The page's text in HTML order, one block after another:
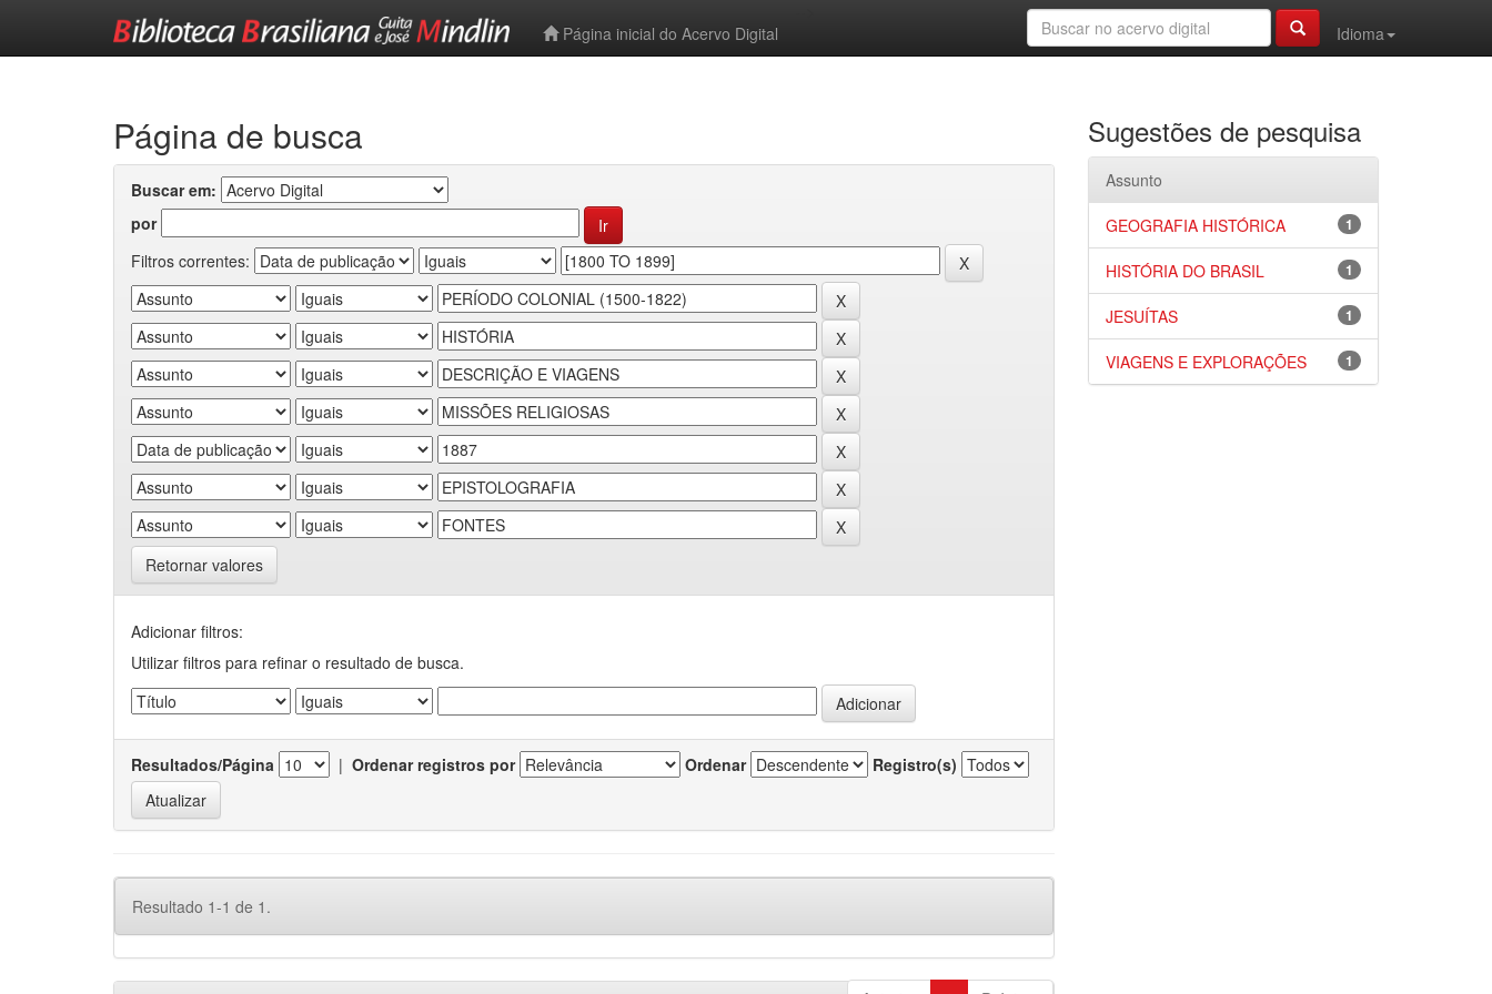
Página inicial do Acervo Digital
Idioma
Página de busca
Buscar em:
por
Filtros correntes:
Retornar valores
Adicionar filtros:
Utilizar filtros para refinar o resultado de busca.
Resultados/Página | Ordenar registros por Ordenar Registro(s)
Resultado 1-1 de 1.
Sugestões de pesquisa
Assunto
1
GEOGRAFIA HISTÓRICA
1
HISTÓRIA DO BRASIL
1
JESUÍTAS
1
VIAGENS E EXPLORAÇÕES